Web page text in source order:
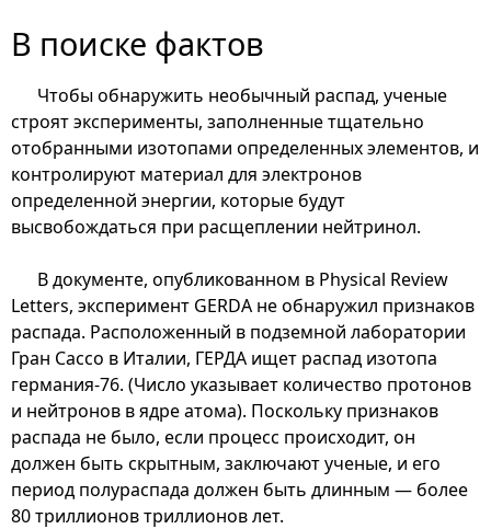
В поиске фактов
Чтобы обнаружить необычный распад, ученые
строят эксперименты, заполненные тщательно
отобранными изотопами определенных элементов, и
контролируют материал для электронов
определенной энергии, которые будут
высвобождаться при расщеплении нейтринол.
В документе, опубликованном в Physical Review
Letters, эксперимент GERDA не обнаружил признаков
распада. Расположенный в подземной лаборатории
Гран Сассо в Италии, ГЕРДА ищет распад изотопа
германия-76. (Число указывает количество протонов
и нейтронов в ядре атома). Поскольку признаков
распада не было, если процесс происходит, он
должен быть скрытным, заключают ученые, и его
период полураспада должен быть длинным — более
80 триллионов триллионов лет.